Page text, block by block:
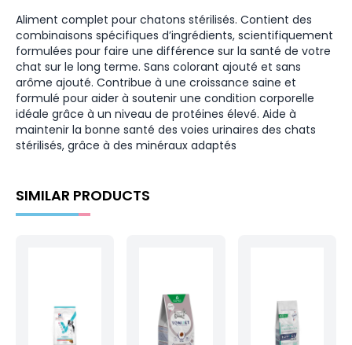
Aliment complet pour chatons stérilisés. Contient des
combinaisons spécifiques d’ingrédients, scientifiquement
formulées pour faire une différence sur la santé de votre
chat sur le long terme. Sans colorant ajouté et sans
arôme ajouté. Contribue à une croissance saine et
formulé pour aider à soutenir une condition corporelle
idéale grâce à un niveau de protéines élevé. Aide à
maintenir la bonne santé des voies urinaires des chats
stérilisés, grâce à des minéraux adaptés
SIMILAR PRODUCTS